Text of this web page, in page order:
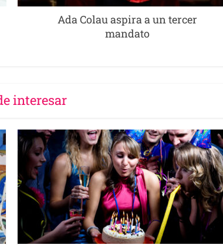
Ada Colau aspira a un tercer
mandato
interesar